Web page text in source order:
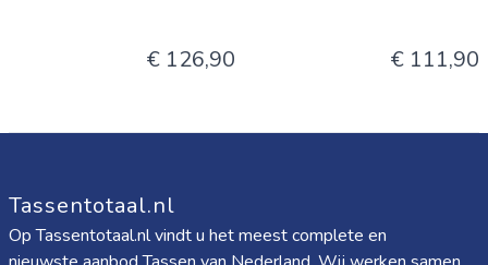
€ 126,90 € 111,90
Tassentotaal.nl
Op Tassentotaal.nl vindt u het meest complete en